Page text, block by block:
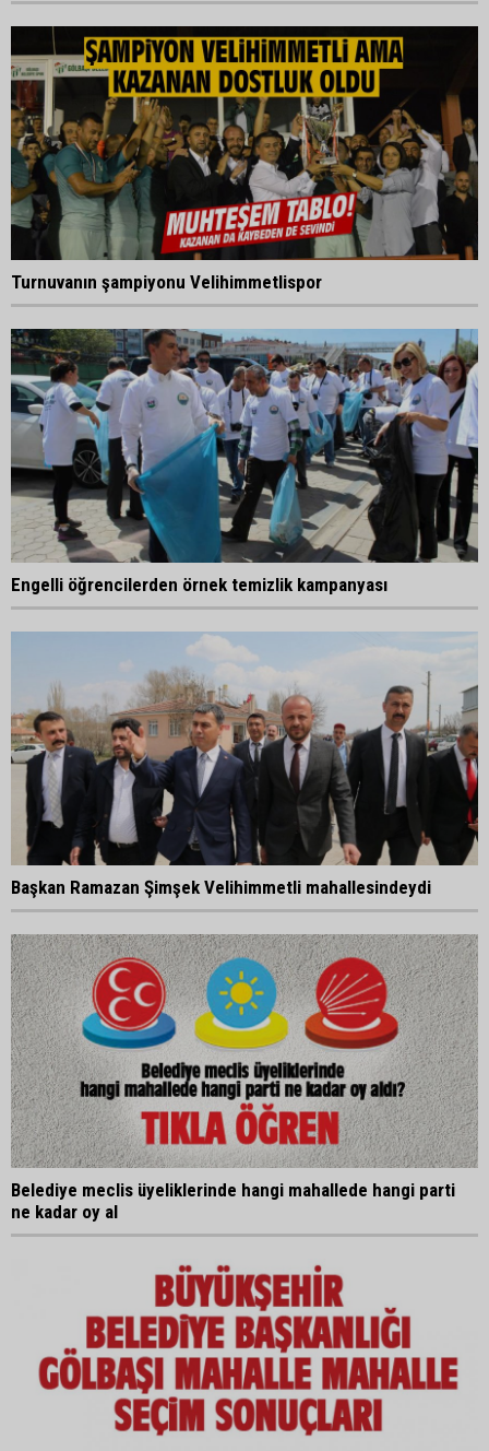
Turnuvanın şampiyonu Velihimmetlispor
Engelli öğrencilerden örnek temizlik kampanyası
Başkan Ramazan Şimşek Velihimmetli mahallesindeydi
Belediye meclis üyeliklerinde hangi mahallede hangi parti
ne kadar oy al